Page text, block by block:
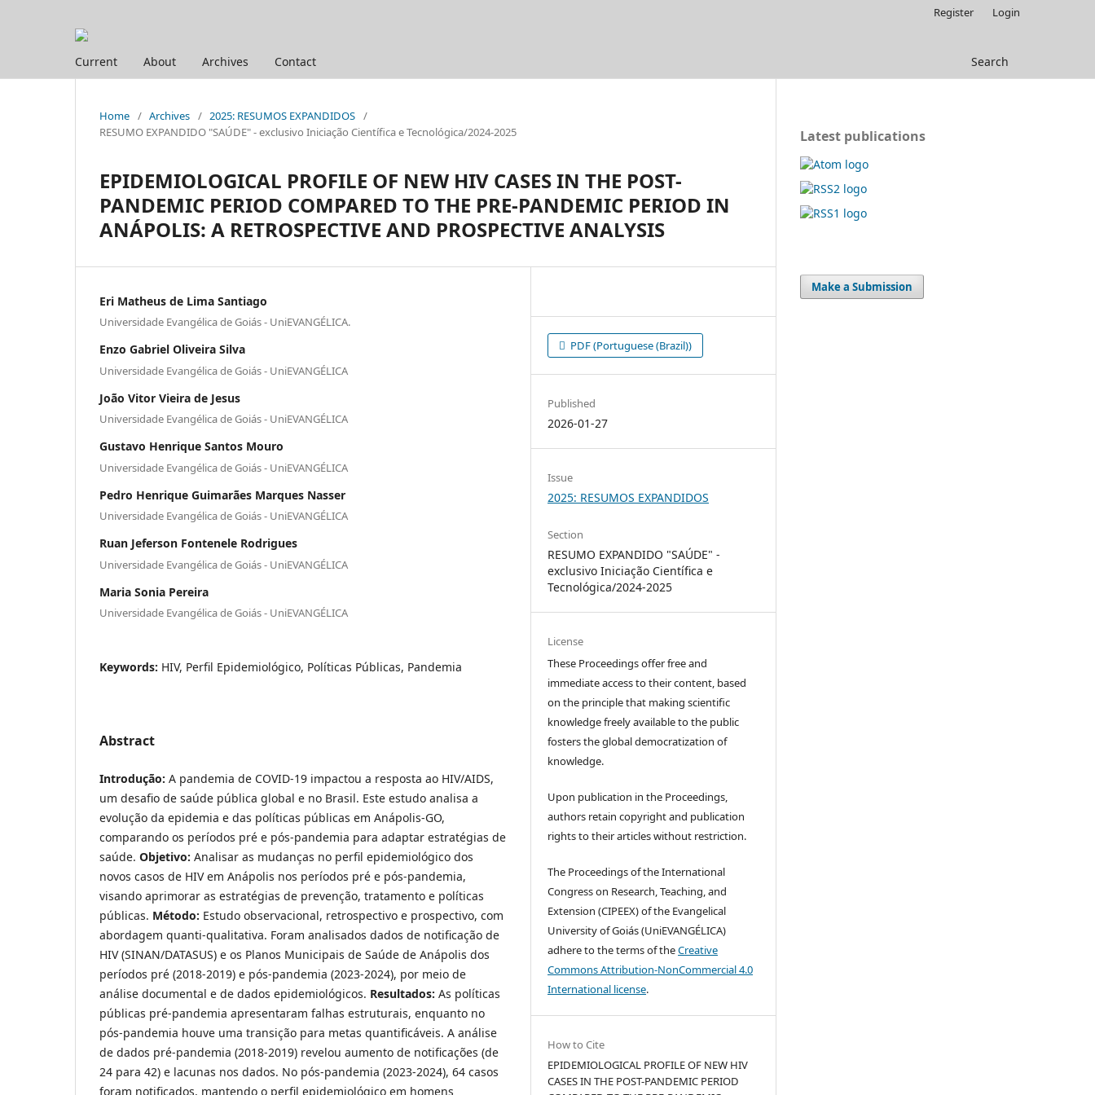
Current About Archives Contact Search
Register Login
Home / Archives / 2025: RESUMOS EXPANDIDOS /
RESUMO EXPANDIDO "SAÚDE" - exclusivo Iniciação Científica e Tecnológica/2024-2025
EPIDEMIOLOGICAL PROFILE OF NEW HIV CASES IN THE POST-
PANDEMIC PERIOD COMPARED TO THE PRE-PANDEMIC PERIOD IN
ANÁPOLIS: A RETROSPECTIVE AND PROSPECTIVE ANALYSIS
Eri Matheus de Lima Santiago
Universidade Evangélica de Goiás - UniEVANGÉLICA.
Enzo Gabriel Oliveira Silva
Universidade Evangélica de Goiás - UniEVANGÉLICA
João Vitor Vieira de Jesus
Universidade Evangélica de Goiás - UniEVANGÉLICA
Gustavo Henrique Santos Mouro
Universidade Evangélica de Goiás - UniEVANGÉLICA
Pedro Henrique Guimarães Marques Nasser
Universidade Evangélica de Goiás - UniEVANGÉLICA
Ruan Jeferson Fontenele Rodrigues
Universidade Evangélica de Goiás - UniEVANGÉLICA
Maria Sonia Pereira
Universidade Evangélica de Goiás - UniEVANGÉLICA
Keywords: HIV, Perfil Epidemiológico, Políticas Públicas, Pandemia
Abstract
Introdução: A pandemia de COVID-19 impactou a resposta ao HIV/AIDS,
um desafio de saúde pública global e no Brasil. Este estudo analisa a
evolução da epidemia e das políticas públicas em Anápolis-GO,
comparando os períodos pré e pós-pandemia para adaptar estratégias de
saúde. Objetivo: Analisar as mudanças no perfil epidemiológico dos
novos casos de HIV em Anápolis nos períodos pré e pós-pandemia,
visando aprimorar as estratégias de prevenção, tratamento e políticas
públicas. Método: Estudo observacional, retrospectivo e prospectivo, com
abordagem quanti-qualitativa. Foram analisados dados de notificação de
HIV (SINAN/DATASUS) e os Planos Municipais de Saúde de Anápolis dos
períodos pré (2018-2019) e pós-pandemia (2023-2024), por meio de
análise documental e de dados epidemiológicos. Resultados: As políticas
públicas pré-pandemia apresentaram falhas estruturais, enquanto no
pós-pandemia houve uma transição para metas quantificáveis. A análise
de dados pré-pandemia (2018-2019) revelou aumento de notificações (de
24 para 42) e lacunas nos dados. No pós-pandemia (2023-2024), 64 casos
foram notificados, mantendo o perfil epidemiológico em homens
PDF (Portuguese (Brazil))
Published
2026-01-27
Issue
2025: RESUMOS EXPANDIDOS
Section
RESUMO EXPANDIDO "SAÚDE" -
exclusivo Iniciação Científica e
Tecnológica/2024-2025
License
These Proceedings offer free and
immediate access to their content, based
on the principle that making scientific
knowledge freely available to the public
fosters the global democratization of
knowledge.
Upon publication in the Proceedings,
authors retain copyright and publication
rights to their articles without restriction.
The Proceedings of the International
Congress on Research, Teaching, and
Extension (CIPEEX) of the Evangelical
University of Goiás (UniEVANGÉLICA)
adhere to the terms of theCreative
Commons Attribution-NonCommercial 4.0
International license.
How to Cite
EPIDEMIOLOGICAL PROFILE OF NEW HIV
CASES IN THE POST-PANDEMIC PERIOD
Latest publications
Make a Submission